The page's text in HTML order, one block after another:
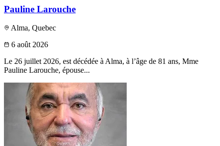
Pauline Larouche
Alma, Quebec
6 août 2026
Le 26 juillet 2026, est décédée à Alma, à l’âge de 81 ans, Mme
Pauline Larouche, épouse...